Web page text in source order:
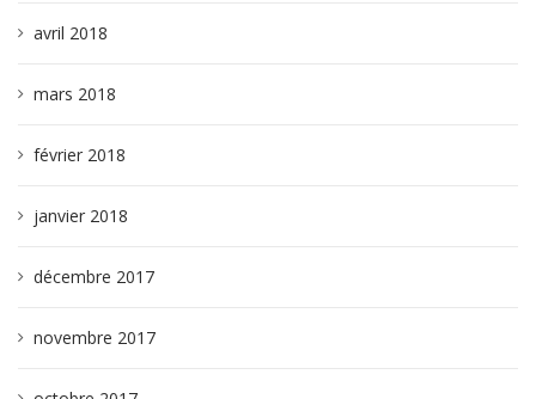
avril 2018
mars 2018
février 2018
janvier 2018
décembre 2017
novembre 2017